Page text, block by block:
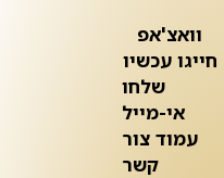
וואצ'אפ
חייגו עכשיו
שלחו
אי-מייל
עמוד צור
קשר